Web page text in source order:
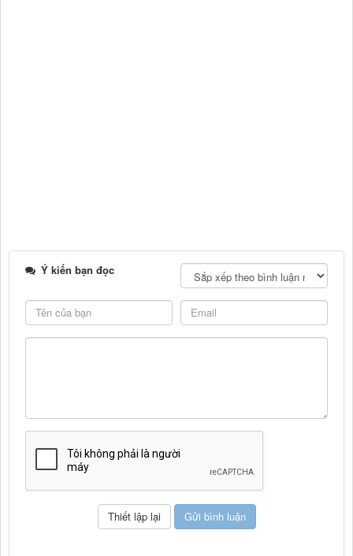
Ý kiến bạn đọc